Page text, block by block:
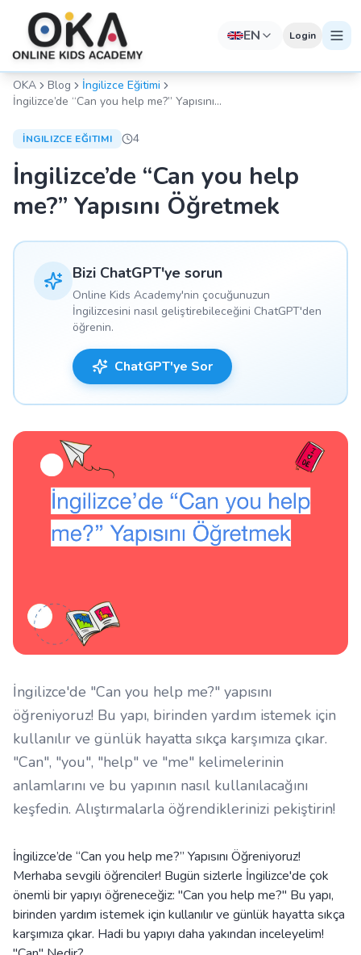
EN Login
OKA Blog
İngilizce Eğitimi
İngilizce’de “Can you help me?” Yapısını
İNGILIZCE EĞITIMI 4
İngilizce’de “Can you help
me?” Yapısını Öğretmek
Bizi ChatGPT'ye sorun
Online Kids Academy'nin çocuğunuzun
İngilizcesini nasıl geliştirebileceğini ChatGPT'den
öğrenin.
ChatGPT'ye Sor
İngilizce'de "Can you help me?" yapısını
öğreniyoruz! Bu yapı, birinden yardım istemek için
kullanılır ve günlük hayatta sıkça karşımıza çıkar.
"Can", "you", "help" ve "me" kelimelerinin
anlamlarını ve bu yapının nasıl kullanılacağını
keşfedin. Alıştırmalarla öğrendiklerinizi pekiştirin!
İngilizce’de “Can you help me?” Yapısını Öğreniyoruz!
Merhaba sevgili öğrenciler! Bugün sizlerle İngilizce'de çok
önemli bir yapıyı öğreneceğiz: "Can you help me?" Bu yapı,
birinden yardım istemek için kullanılır ve günlük hayatta sıkça
karşımıza çıkar. Hadi bu yapıyı daha yakından inceleyelim!